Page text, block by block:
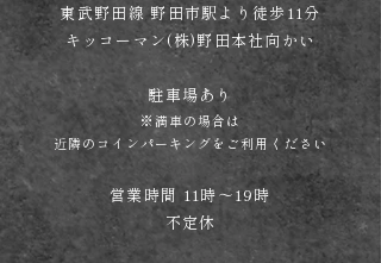
東武野田線 野田市駅より徒歩11分
​キッコーマン(株)野田本社向かい
駐車場あり
​※満車の場合は
近隣のコインパーキングをご利用ください
営業時間 11時～19時
​不定休